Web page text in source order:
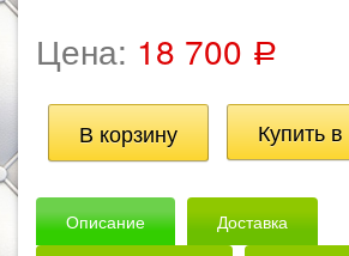
Цена: 18 700 Р
Описание
Доставка